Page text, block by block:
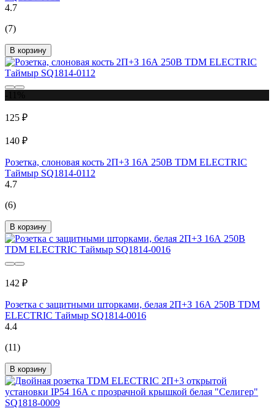
4.7
(7)
В корзину
125 ₽
140 ₽
Розетка, слоновая кость 2П+З 16А 250В TDM ELECTRIC
Таймыр SQ1814-0112
4.7
(6)
В корзину
142 ₽
Розетка с защитными шторками, белая 2П+З 16А 250В TDM
ELECTRIC Таймыр SQ1814-0016
4.4
(11)
В корзину